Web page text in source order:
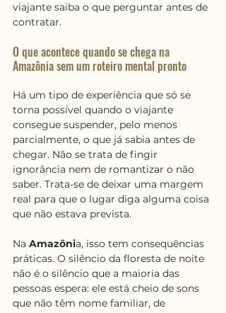
viajante saiba o que perguntar antes de
contratar.
O que acontece quando se chega na
Amazônia sem um roteiro mental pronto
Há um tipo de experiência que só se
torna possível quando o viajante
consegue suspender, pelo menos
parcialmente, o que já sabia antes de
chegar. Não se trata de fingir
ignorância nem de romantizar o não
saber. Trata-se de deixar uma margem
real para que o lugar diga alguma coisa
que não estava prevista.
Na Amazônia, isso tem consequências
práticas. O silêncio da floresta de noite
não é o silêncio que a maioria das
pessoas espera: ele está cheio de sons
que não têm nome familiar, de